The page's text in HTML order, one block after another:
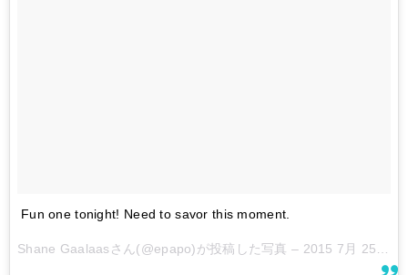
Fun one tonight! Need to savor this moment.
Shane Gaalaasさん(@epapo)が投稿した写真 – 2015 7月 25 6:06午後 PDT